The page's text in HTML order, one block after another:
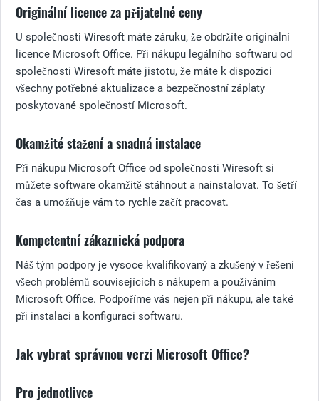
Originální licence za přijatelné ceny
U společnosti Wiresoft máte záruku, že obdržíte originální
licence Microsoft Office. Při nákupu legálního softwaru od
společnosti Wiresoft máte jistotu, že máte k dispozici
všechny potřebné aktualizace a bezpečnostní záplaty
poskytované společností Microsoft.
Okamžité stažení a snadná instalace
Při nákupu Microsoft Office od společnosti Wiresoft si
můžete software okamžitě stáhnout a nainstalovat. To šetří
čas a umožňuje vám to rychle začít pracovat.
Kompetentní zákaznická podpora
Náš tým podpory je vysoce kvalifikovaný a zkušený v řešení
všech problémů souvisejících s nákupem a používáním
Microsoft Office. Podpoříme vás nejen při nákupu, ale také
při instalaci a konfiguraci softwaru.
Jak vybrat správnou verzi Microsoft Office?
Pro jednotlivce